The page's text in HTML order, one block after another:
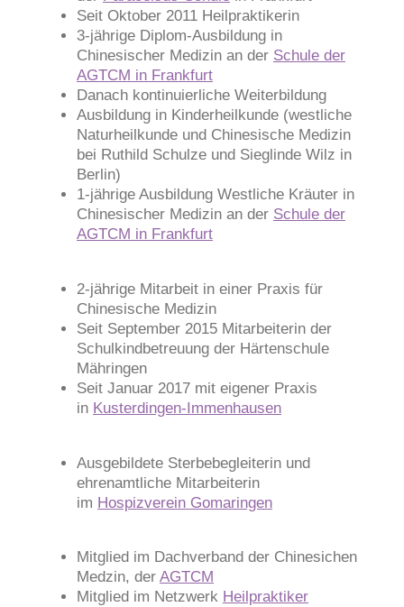
Seit Oktober 2011 Heilpraktikerin
3-jährige Diplom-Ausbildung in
Chinesischer Medizin an der Schule der
AGTCM in Frankfurt
Danach kontinuierliche Weiterbildung
Ausbildung in Kinderheilkunde (westliche
Naturheilkunde und Chinesische Medizin
bei Ruthild Schulze und Sieglinde Wilz in
Berlin)
1-jährige Ausbildung Westliche Kräuter in
Chinesischer Medizin an der Schule der
AGTCM in Frankfurt
2-jährige Mitarbeit in einer Praxis für
Chinesische Medizin
Seit September 2015 Mitarbeiterin der
Schulkindbetreuung der Härtenschule
Mähringen
Seit Januar 2017 mit eigener Praxis
in Kusterdingen-Immenhausen
Ausgebildete Sterbebegleiterin und
ehrenamtliche Mitarbeiterin
im Hospizverein Gomaringen
Mitglied im Dachverband der Chinesichen
Medzin, der AGTCM
Mitglied im Netzwerk Heilpraktiker